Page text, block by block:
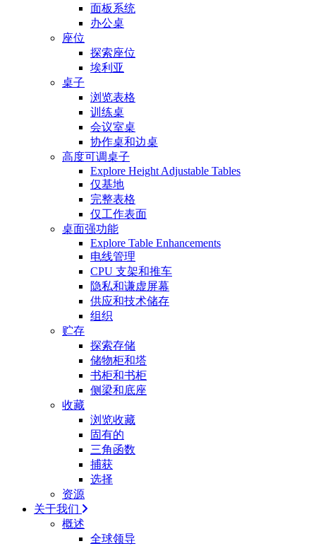
面板系统
办公桌
座位
探索座位
埃利亚
桌子
浏览表格
训练桌
会议室桌
协作桌和边桌
高度可调桌子
Explore Height Adjustable Tables
仅基地
完整表格
仅工作表面
桌面强功能
Explore Table Enhancements
电线管理
CPU 支架和推车
隐私和谦虚屏幕
供应和技术储存
组织
贮存
探索存储
储物柜和塔
书柜和书柜
侧梁和底座
收藏
浏览收藏
固有的
三角函数
捕获
选择
资源
关于我们
概述
全球领导